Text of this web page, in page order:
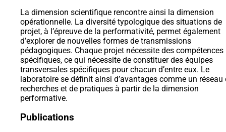
La dimension scientifique rencontre ainsi la dimension
opérationnelle. La diversité typologique des situations de
projet, à l’épreuve de la performativité, permet également
d’explorer de nouvelles formes de transmissions
pédagogiques. Chaque projet nécessite des compétences
spécifiques, ce qui nécessite de constituer des équipes
transversales spécifiques pour chacun d’entre eux. Le
laboratoire se définit ainsi d’avantages comme un réseau
recherches et de pratiques à partir de la dimension
performative.
Publications